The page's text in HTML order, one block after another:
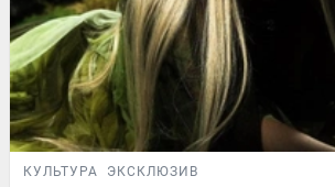
КУЛЬТУРА ЭКСКЛЮЗИВ